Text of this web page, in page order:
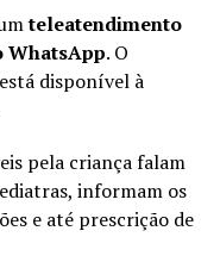
teleatendimento
WhatsApp. O
disponível à
pela criança falam
informam os
e até prescrição de